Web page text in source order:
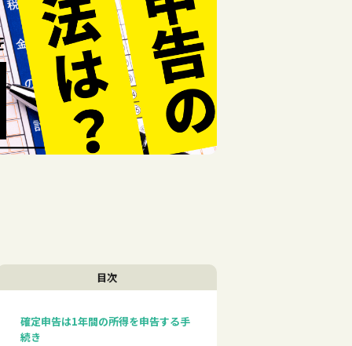
目次
確定申告は1年間の所得を申告する手
続き